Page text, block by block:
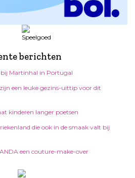
berichten
Martinhal in Portugal
een leuke gezins-uittip voor dit
kinderen langer poetsen
die ook in de smaak valt bij
een couture-make-over